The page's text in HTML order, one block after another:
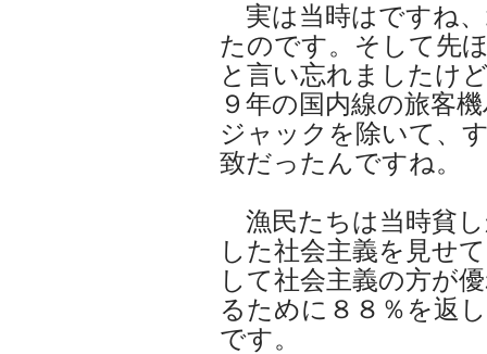
実は当時はですね
たのです。そして先
と言い忘れましたけ
９年の国内線の旅客
ジャックを除いて、
致だったんですね。
漁民たちは当時貧
した社会主義を見せ
して社会主義の方が
るために８８％を返
です。